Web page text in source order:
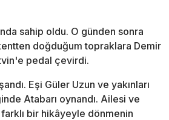
sahip oldu. O günden sonra
doğduğum topraklara Demir
pedal çevirdi.
Eşi Güler Uzun ve yakınları
Atabarı oynandı. Ailesi ve
bir hikâyeyle dönmenin